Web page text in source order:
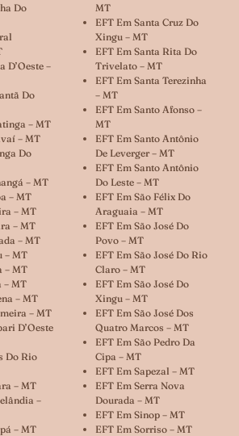
Do
D’Oeste –
Do
– MT
– MT
Do
– MT
– MT
– MT
– MT
– MT
– MT
– MT
– MT
– MT
– MT
D’Oeste
Do Rio
– MT
–
– MT
MT
EFT Em Santa Cruz Do
Xingu – MT
EFT Em Santa Rita Do
Trivelato – MT
EFT Em Santa Terezinha
– MT
EFT Em Santo Afonso –
MT
EFT Em Santo Antônio
De Leverger – MT
EFT Em Santo Antônio
Do Leste – MT
EFT Em São Félix Do
Araguaia – MT
EFT Em São José Do
Povo – MT
EFT Em São José Do Rio
Claro – MT
EFT Em São José Do
Xingu – MT
EFT Em São José Dos
Quatro Marcos – MT
EFT Em São Pedro Da
Cipa – MT
EFT Em Sapezal – MT
EFT Em Serra Nova
Dourada – MT
EFT Em Sinop – MT
EFT Em Sorriso – MT